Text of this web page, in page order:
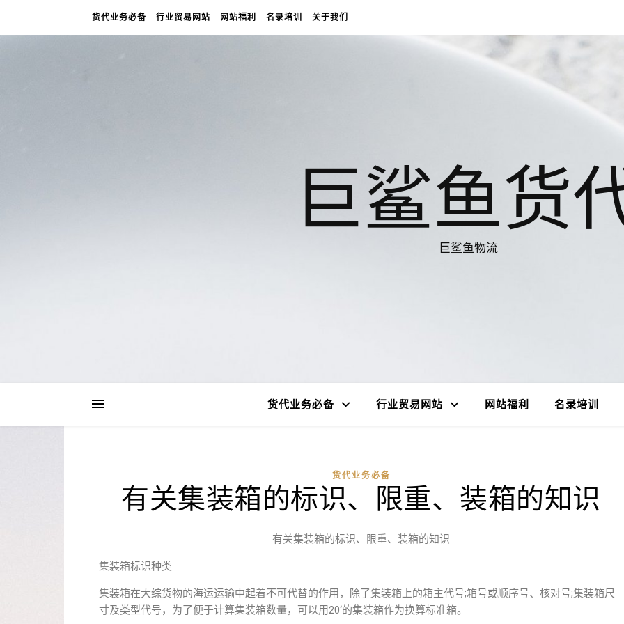
货代业务必备 行业贸易网站 网站福利 名录培训 关于我们
巨鲨鱼货
巨鲨鱼物流
货代业务必备 行业贸易网站 网站福利 名录培训
货代业务必备
有关集装箱的标识、限重、装箱的知识
有关集装箱的标识、限重、装箱的知识
集装箱标识种类
集装箱在大综货物的海运运输中起着不可代替的作用，除了集装箱上的箱主代号;箱号或顺序号、核对号;集装箱尺
寸及类型代号，为了便于计算集装箱数量，可以用20‘的集装箱作为换算标准箱。